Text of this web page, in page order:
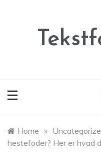
Home »
hestefoder? Her er hvad